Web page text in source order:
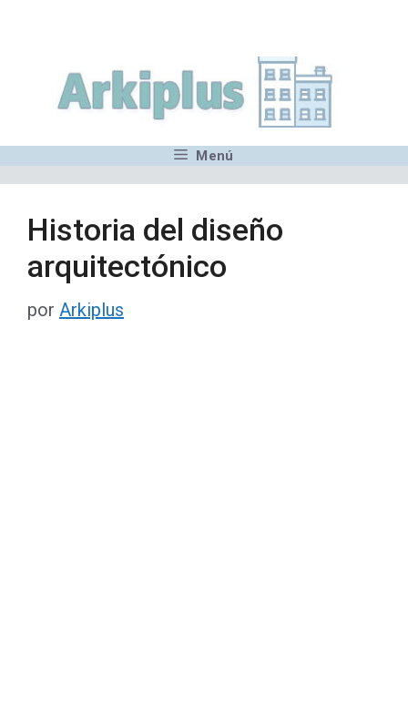
contenido
Menú
Historia del diseño
arquitectónico
por Arkiplus